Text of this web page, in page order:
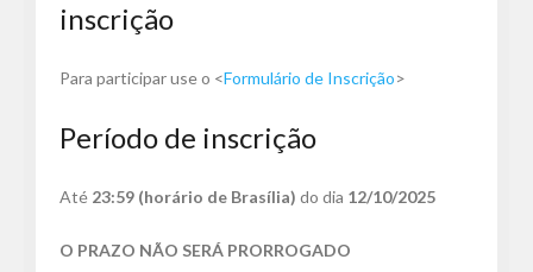
inscrição
Para participar use o <Formulário de Inscrição>
Período de inscrição
Até 23:59 (horário de Brasília) do dia 12/10/2025
O PRAZO NÃO SERÁ PRORROGADO